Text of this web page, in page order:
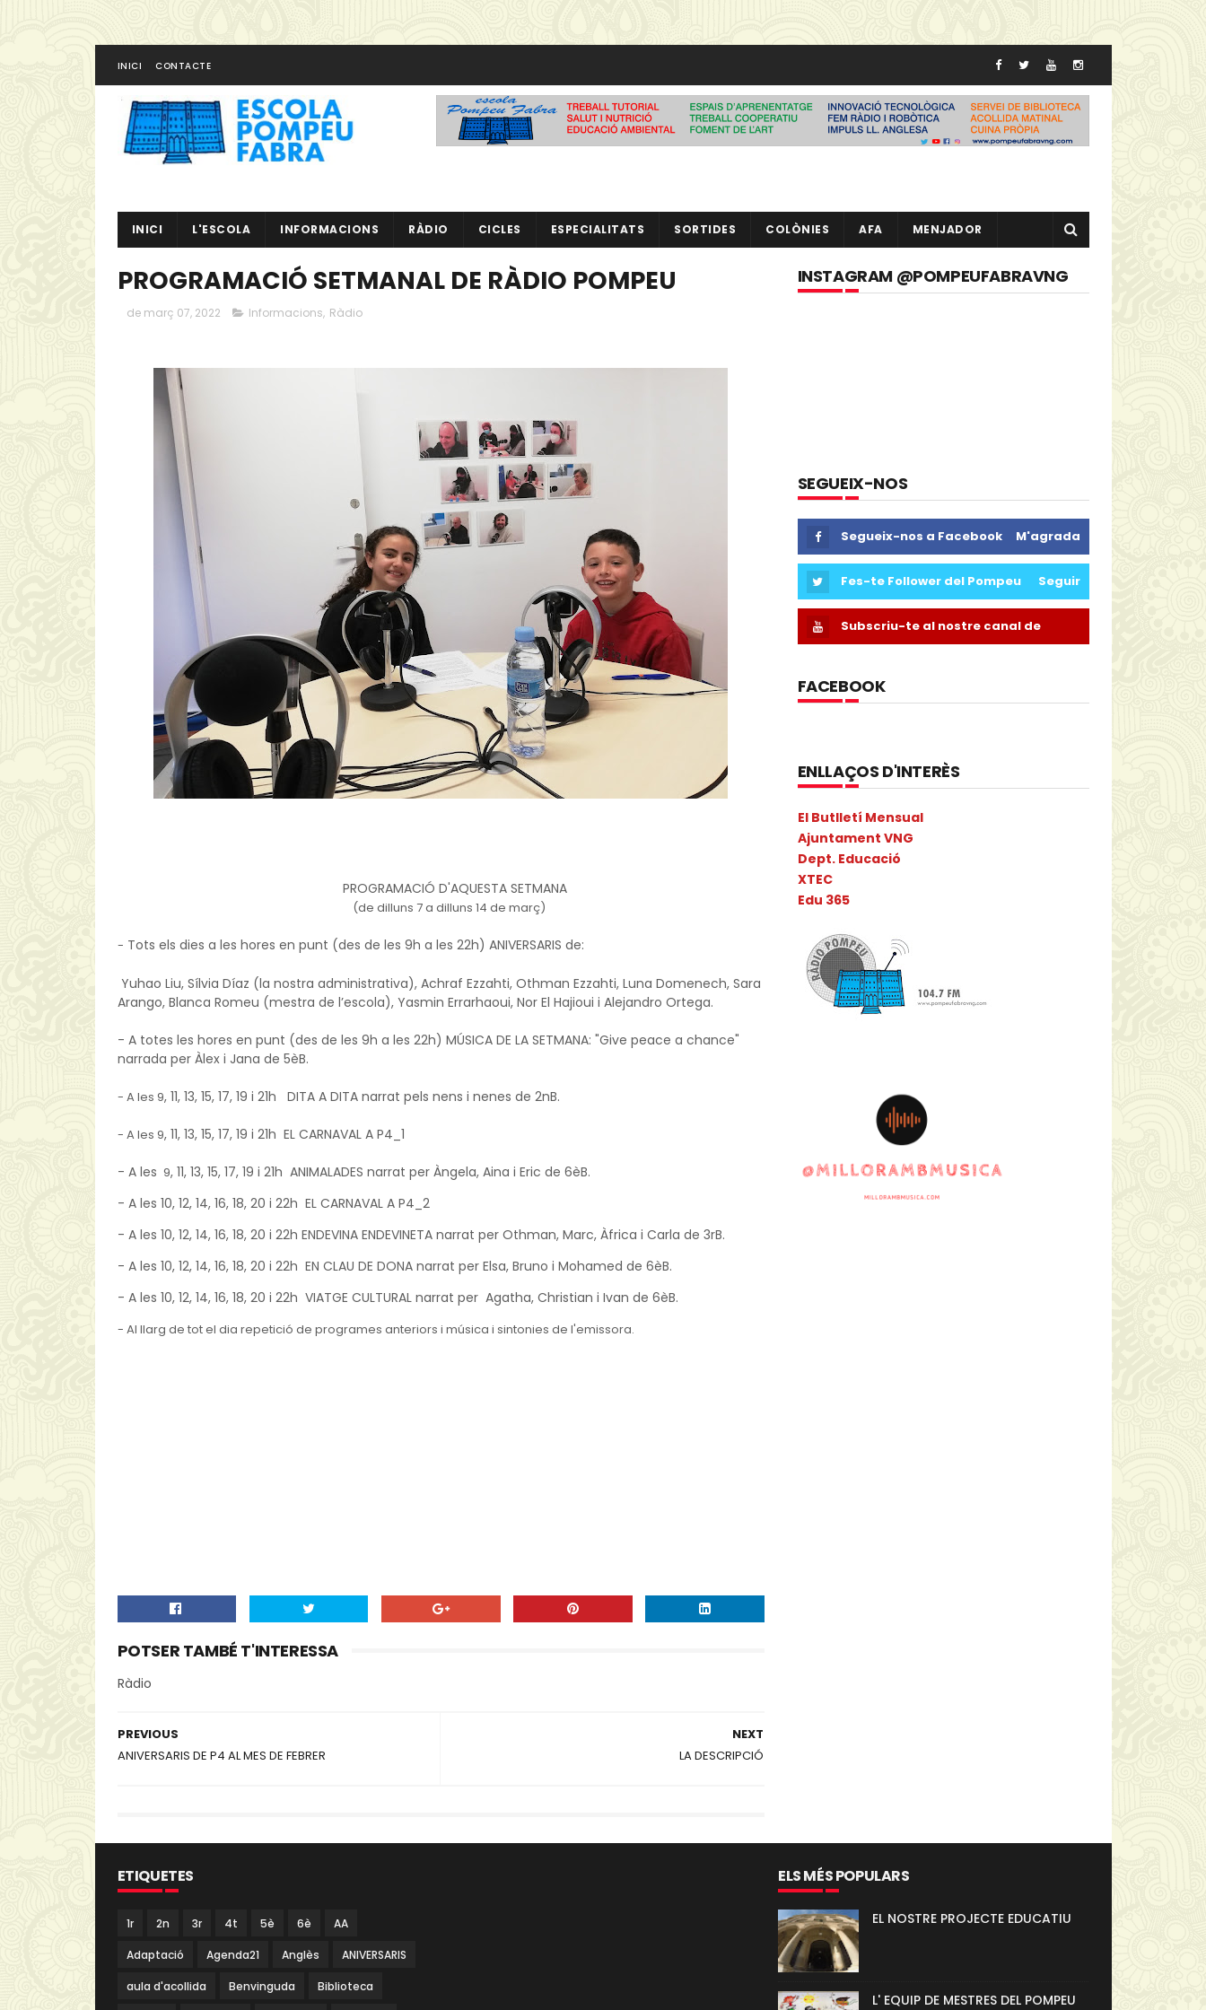
INICI CONTACTE
INICI L'ESCOLA INFORMACIONS RÀDIO CICLES ESPECIALITATS SORTIDES COLÒNIES AFA MENJADOR
PROGRAMACIÓ SETMANAL DE RÀDIO POMPEU
de març 07, 2022 Informacions, Ràdio
PROGRAMACIÓ D'AQUESTA SETMANA
(de dilluns 7 a dilluns 14 de març)
- Tots els dies a les hores en punt (des de les 9h a les 22h) ANIVERSARIS de:
Yuhao Liu, Sílvia Díaz (la nostra administrativa), Achraf Ezzahti, Othman Ezzahti, Luna Domenech, Sara
Arango, Blanca Romeu (mestra de l’escola), Yasmin Errarhaoui, Nor El Hajioui i Alejandro Ortega.
- A totes les hores en punt (des de les 9h a les 22h) MÚSICA DE LA SETMANA: "Give peace a chance"
narrada per Àlex i Jana de 5èB.
- A les 9, 11, 13, 15, 17, 19 i 21h DITA A DITA narrat pels nens i nenes de 2nB.
- A les 9, 11, 13, 15, 17, 19 i 21h EL CARNAVAL A P4_1
- A les 9, 11, 13, 15, 17, 19 i 21h ANIMALADES narrat per Àngela, Aina i Eric de 6èB.
- A les 10, 12, 14, 16, 18, 20 i 22h EL CARNAVAL A P4_2
- A les 10, 12, 14, 16, 18, 20 i 22h ENDEVINA ENDEVINETA narrat per Othman, Marc, Àfrica i Carla de 3rB.
- A les 10, 12, 14, 16, 18, 20 i 22h EN CLAU DE DONA narrat per Elsa, Bruno i Mohamed de 6èB.
- A les 10, 12, 14, 16, 18, 20 i 22h VIATGE CULTURAL narrat per Agatha, Christian i Ivan de 6èB.
- Al llarg de tot el dia repetició de programes anteriors i música i sintonies de l'emissora.
POTSER TAMBÉ T'INTERESSA
Ràdio
NEXT
LA DESCRIPCIÓ
PREVIOUS
ANIVERSARIS DE P4 AL MES DE FEBRER
INSTAGRAM @POMPEUFABRAVNG
SEGUEIX-NOS
Segueix-nos a Facebook M'agrada
Fes-te Follower del Pompeu Seguir
Subscriu-te al nostre canal de
FACEBOOK
ENLLAÇOS D'INTERÈS
El Butlletí Mensual
Ajuntament VNG
Dept. Educació
XTEC
Edu 365
ETIQUETES
1r 2n 3r 4t 5è 6è AA
Adaptació Agenda21 Anglès ANIVERSARIS
aula d'acollida Benvinguda Biblioteca
ELS MÉS POPULARS
EL NOSTRE PROJECTE EDUCATIU
L' EQUIP DE MESTRES DEL POMPEU